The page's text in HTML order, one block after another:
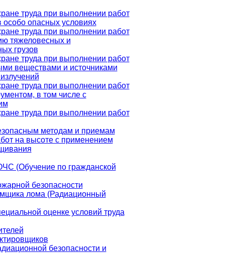
труда при выполнении работ
особо опасных условиях
труда при выполнении работ
тяжеловесных и
грузов
труда при выполнении работ
веществами и источниками
труда при выполнении работ
в том числе с
труда при выполнении работ
методам и приемам
на высоте с применением
(Обучение по гражданской
безопасности
лома (Радиационный
оценке условий труда
безопасности и